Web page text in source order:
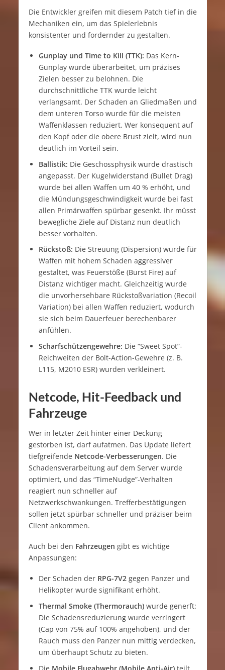
Die Entwickler greifen mit diesem Patch tief in die
Mechaniken ein, um das Spielerlebnis
konsistenter und fordernder zu gestalten.
Gunplay und Time to Kill (TTK): Das Kern-
Gunplay wurde überarbeitet, um präzises
Zielen besser zu belohnen. Die
durchschnittliche TTK wurde leicht
verlangsamt. Der Schaden an Gliedmaßen und
dem unteren Torso wurde für die meisten
Waffenklassen reduziert. Wer konsequent auf
den Kopf oder die obere Brust zielt, wird nun
deutlich im Vorteil sein.
Ballistik: Die Geschossphysik wurde drastisch
angepasst. Der Kugelwiderstand (Bullet Drag)
wurde bei allen Waffen um 40 % erhöht, und
die Mündungsgeschwindigkeit wurde bei fast
allen Primärwaffen spürbar gesenkt. Ihr müsst
bewegliche Ziele auf Distanz nun deutlich
besser vorhalten.
Rückstoß: Die Streuung (Dispersion) wurde für
Waffen mit hohem Schaden aggressiver
gestaltet, was Feuerstöße (Burst Fire) auf
Distanz wichtiger macht. Gleichzeitig wurde
die unvorhersehbare Rückstoßvariation (Recoil
Variation) bei allen Waffen reduziert, wodurch
sie sich beim Dauerfeuer berechenbarer
anfühlen.
Scharfschützengewehre: Die “Sweet Spot”-
Reichweiten der Bolt-Action-Gewehre (z. B.
L115, M2010 ESR) wurden verkleinert.
Netcode, Hit-Feedback und
Fahrzeuge
Wer in letzter Zeit hinter einer Deckung
gestorben ist, darf aufatmen. Das Update liefert
tiefgreifende Netcode-Verbesserungen. Die
Schadensverarbeitung auf dem Server wurde
optimiert, und das “TimeNudge”-Verhalten
reagiert nun schneller auf
Netzwerkschwankungen. Trefferbestätigungen
sollen jetzt spürbar schneller und präziser beim
Client ankommen.
Auch bei den Fahrzeugen gibt es wichtige
Anpassungen:
Der Schaden der RPG-7V2gegen Panzer und
Helikopter wurde signifikant erhöht.
Thermal Smoke (Thermorauch)wurde generft:
Die Schadensreduzierung wurde verringert
(Cap von 75% auf 100% angehoben), und der
Rauch muss den Panzer nun mittig verdecken,
um überhaupt Schutz zu bieten.
Die Mobile Flugabwehr (Mobile Anti-Air)teilt